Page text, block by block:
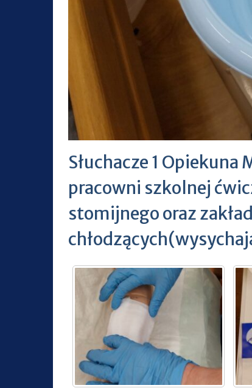
Słuchacze 1
pracowni szkolnej
stomijnego oraz